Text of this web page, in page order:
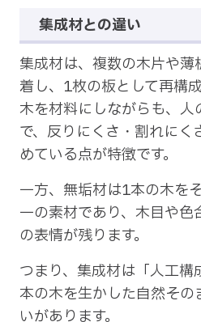
集成材との違い
集成材は、複数の木片や
着し、1枚の板として再構
木を材料にしながらも、人
で、反りにくさ・割れにく
めている点が特徴です。
一方、無垢材は1本の木を
一の素材であり、木目や色
の表情が残ります。
つまり、集成材は「人工
本の木を生かした自然そ
いがあります。